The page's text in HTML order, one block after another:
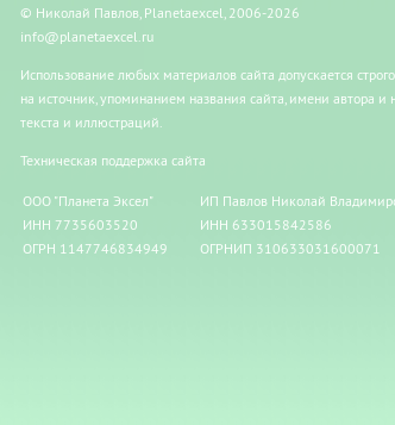
© Николай Павлов, Planetaexcel, 2006-2026
info@planetaexcel.ru
Использование любых материалов сайта допускается
на источник, упоминанием названия сайта, имени автора и
текста и иллюстраций.
Техническая поддержка сайта
ООО "Планета Эксел"
ИНН 7735603520
ОГРН 1147746834949
ИП Павлов Николай
ИНН 633015842586
ОГРНИП 310633031600071